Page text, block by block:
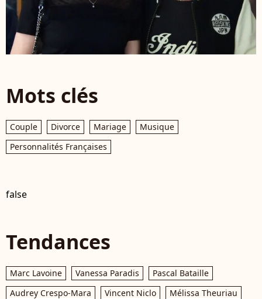
Mots clés
Couple Divorce Mariage
Musique
Personnalités Françaises
false
Tendances
Marc Lavoine Vanessa Paradis
Pascal Bataille
Audrey Crespo-Mara
Vincent Niclo
Mélissa Theuriau